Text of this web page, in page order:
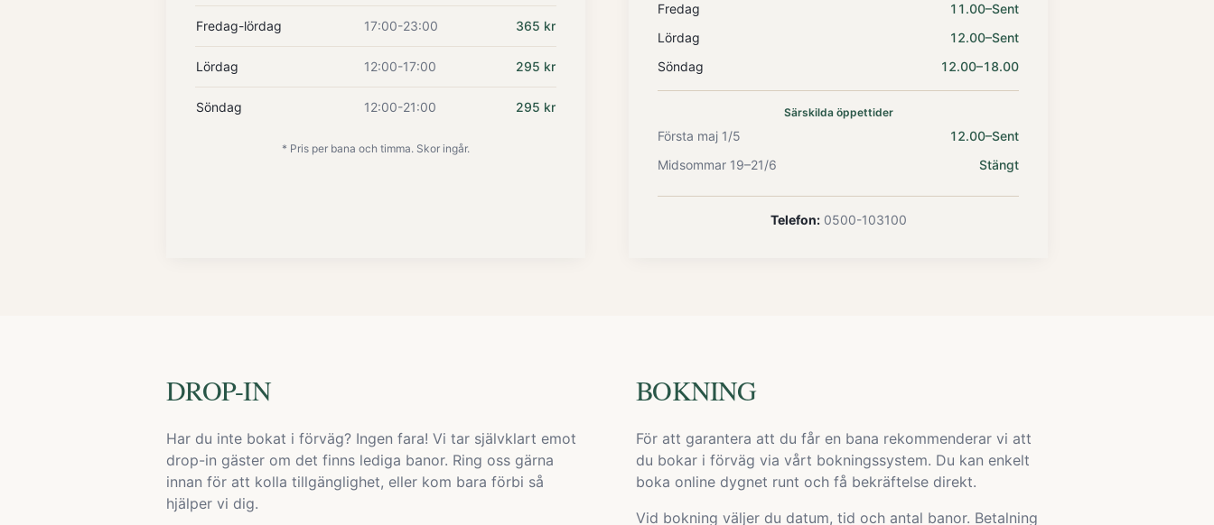
Fredag-lördag 17:00-23:00 365 kr
Lördag 12:00-17:00 295 kr
Söndag 12:00-21:00 295 kr
* Pris per bana och timma. Skor ingår.
Fredag
11.00–Sent
Lördag
12.00–Sent
Söndag
12.00–18.00
Särskilda öppettider
Första maj 1/5
12.00–Sent
Midsommar 19–21/6
Stängt
Telefon:0500-103100
DROP-IN
Har du inte bokat i förväg? Ingen fara! Vi tar självklart emot
drop-in gäster om det finns lediga banor. Ring oss gärna
innan för att kolla tillgänglighet, eller kom bara förbi så
hjälper vi dig.
BOKNING
För att garantera att du får en bana rekommenderar vi att
du bokar i förväg via vårt bokningssystem. Du kan enkelt
boka online dygnet runt och få bekräftelse direkt.
Vid bokning väljer du datum, tid och antal banor. Betalning